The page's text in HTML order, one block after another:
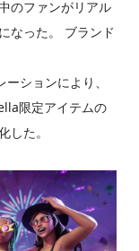
のファンがリアル
なった。 ブランド
ションにより、
限定アイテムの
した。